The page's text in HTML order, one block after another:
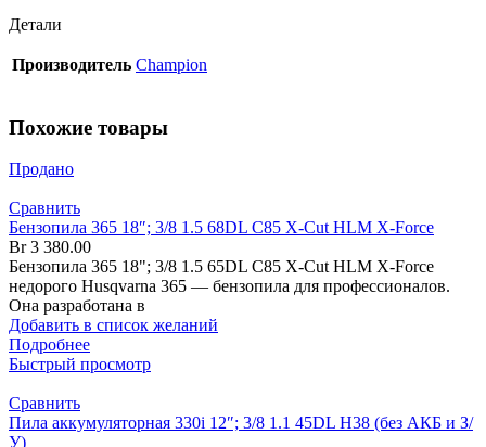
Детали
Производитель Champion
Похожие товары
Продано
Сравнить
Бензопила 365 18″; 3/8 1.5 68DL C85 X-Cut HLM X-Force
Br3 380.00
Бензопила 365 18"; 3/8 1.5 65DL C85 X-Cut HLM X-Force
недорого Husqvarna 365 — бензопила для профессионалов.
Она разработана в
Добавить в список желаний
Подробнее
Быстрый просмотр
Сравнить
Пила аккумуляторная 330i 12″; 3/8 1.1 45DL H38 (без АКБ и З/
У)